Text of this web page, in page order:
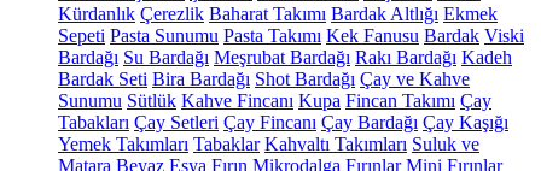
Kürdanlık Çerezlik Baharat Takımı Bardak Altlığı Ekmek
Sepeti Pasta Sunumu Pasta Takımı Kek Fanusu Bardak Viski
Bardağı Su Bardağı Meşrubat Bardağı Rakı Bardağı Kadeh
Bardak Seti Bira Bardağı Shot Bardağı Çay ve Kahve
Sunumu Sütlük Kahve Fincanı Kupa Fincan Takımı Çay
Tabakları Çay Setleri Çay Fincanı Çay Bardağı Çay Kaşığı
Yemek Takımları Tabaklar Kahvaltı Takımları Suluk ve
Matara Beyaz Eşya Fırın Mikrodalga Fırınlar Mini Fırınlar